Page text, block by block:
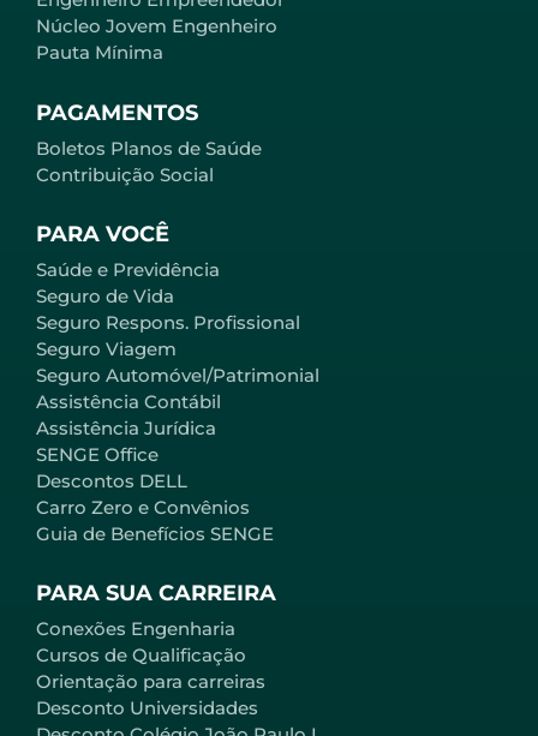
PARA VOCÊ
Saúde e Previdência
Seguro de Vida
Seguro Respons. Profissional
Seguro Viagem
Seguro Automóvel/Patrimonial
Assistência Contábil
Assistência Jurídica
SENGE Office
Descontos DELL
Carro Zero e Convênios
Guia de Benefícios SENGE
PARA SUA CARREIRA
Conexões Engenharia
Cursos de Qualificação
Orientação para carreiras
Desconto Universidades
Núcleo Jovem Engenheiro
Pauta Mínima
PAGAMENTOS
Boletos Planos de Saúde
Contribuição Social